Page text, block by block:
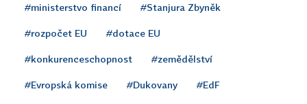
#ministerstvo financí #Stanjura Zbyněk
#rozpočet EU #dotace EU
#konkurenceschopnost #zemědělství
#Evropská komise #Dukovany #EdF